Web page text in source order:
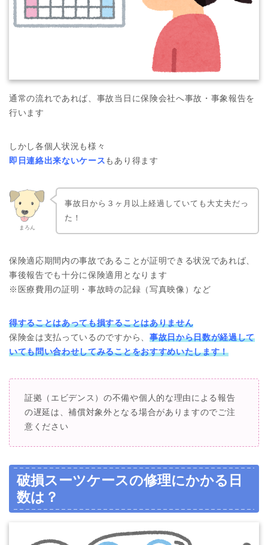
通常の流れであれば、事故当日に保険会社へ事故・事象報告を
行います
しかし各個人状況も様々
即日連絡出来ないケース もあり得ます
まろん
事故日から３ヶ月以上経過していても大丈夫だっ
た！
保険適応期間内の事故であることが証明できる状況であれば、
事後報告でも十分に保険適用となります
※医療費用の証明・事故時の記録（写真映像）など
得することはあっても損することはありません
保険金は支払っているのですから、 事故日から日数が経過して
いても問い合わせしてみることをおすすめいたします！
証拠（エビデンス）の不備や個人的な理由による報告
の遅延は、補償対象外となる場合がありますのでご注
意ください
破損スーツケースの修理にかかる日
数は？